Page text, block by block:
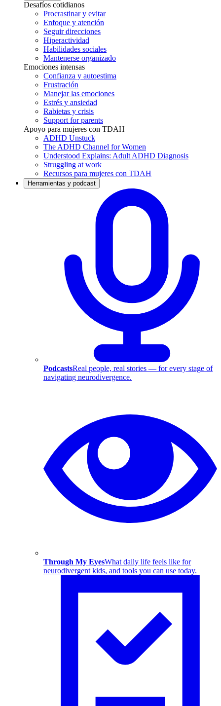
Desafíos cotidianos
Procrastinar y evitar
Enfoque y atención
Seguir direcciones
Hiperactividad
Habilidades sociales
Mantenerse organizado
Emociones intensas
Confianza y autoestima
Frustración
Manejar las emociones
Estrés y ansiedad
Rabietas y crisis
Support for parents
Apoyo para mujeres con TDAH
ADHD Unstuck
The ADHD Channel for Women
Understood Explains: Adult ADHD Diagnosis
Struggling at work
Recursos para mujeres con TDAH
Herramientas y podcast
PodcastsReal people, real stories — for every stage of
navigating neurodivergence.
Through My EyesWhat daily life feels like for
neurodivergent kids, and tools you can use today.